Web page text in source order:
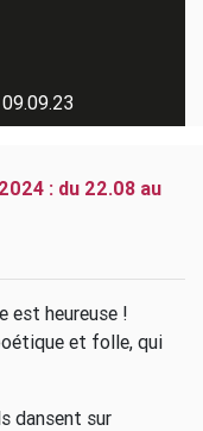
: du 22.08 au
est heureuse !
et folle, qui
dansent sur